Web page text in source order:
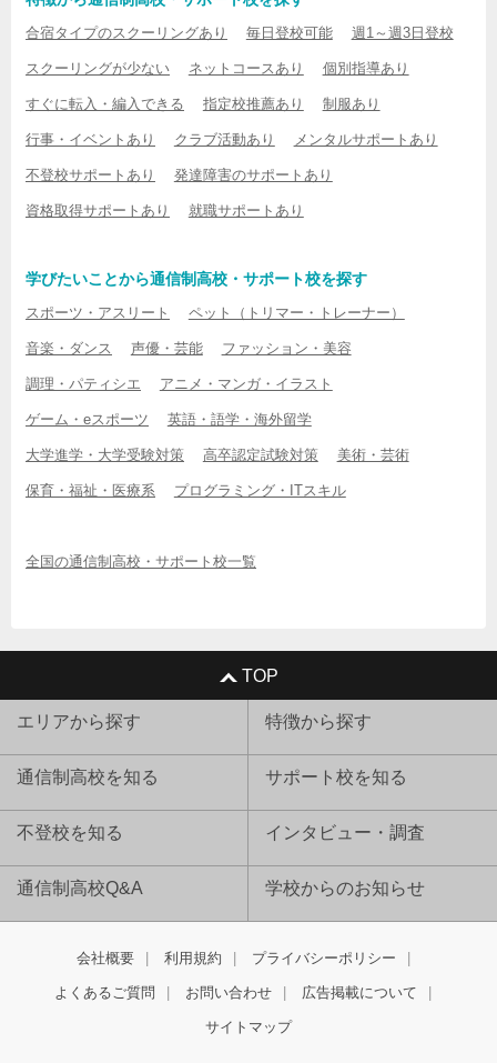
合宿タイプのスクーリングあり 毎日登校可能 週1～週3日登校
スクーリングが少ない ネットコースあり 個別指導あり
すぐに転入・編入できる 指定校推薦あり 制服あり
行事・イベントあり クラブ活動あり メンタルサポートあり
不登校サポートあり 発達障害のサポートあり
資格取得サポートあり 就職サポートあり
学びたいことから通信制高校・サポート校を探す
スポーツ・アスリート ペット（トリマー・トレーナー）
音楽・ダンス 声優・芸能 ファッション・美容
調理・パティシエ アニメ・マンガ・イラスト
ゲーム・eスポーツ 英語・語学・海外留学
大学進学・大学受験対策 高卒認定試験対策 美術・芸術
保育・福祉・医療系 プログラミング・ITスキル
全国の通信制高校・サポート校一覧
TOP
エリアから探す 特徴から探す
通信制高校を知る サポート校を知る
不登校を知る インタビュー・調査
通信制高校Q&A 学校からのお知らせ
会社概要 利用規約 プライバシーポリシー
よくあるご質問 お問い合わせ 広告掲載について
サイトマップ